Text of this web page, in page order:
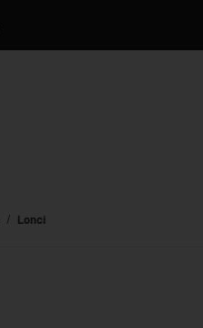
Lonci